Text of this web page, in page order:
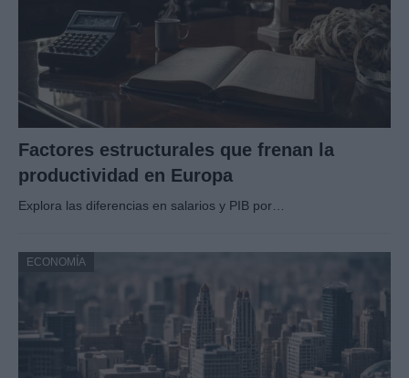
Factores estructurales que frenan la
productividad en Europa
Explora las diferencias en salarios y PIB por…
ECONOMÍA